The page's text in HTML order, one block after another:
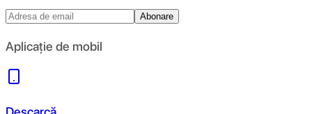
Abonare
Aplicație de mobil